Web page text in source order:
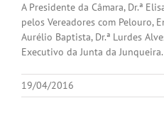
A Presidente da Câmara, Dr.ª
pelos Vereadores com Pelouro,
Aurélio Baptista, Dr.ª Lurdes
Executivo da Junta da Junqueira.
19/04/2016